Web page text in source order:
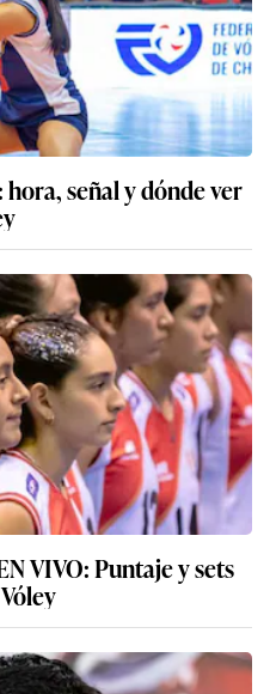
señal y dónde ver
VIVO: Puntaje y sets